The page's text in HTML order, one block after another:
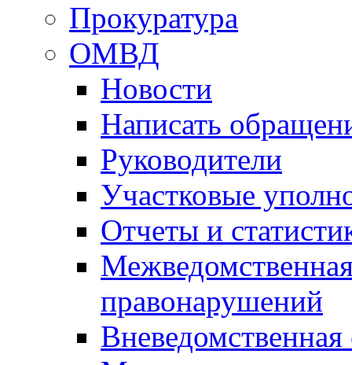
Прокуратура
ОМВД
Новости
Написать
Руководители
Участковые
Отчеты и
правонарушений
Вневедомственная